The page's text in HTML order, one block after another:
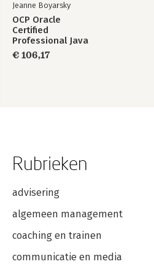
Jeanne Boyarsky
OCP Oracle
Certified
Professional Java
SE 17 Developer
Certification Kit:
€ 106,17
Rubrieken
advisering
algemeen management
coaching en trainen
communicatie en media